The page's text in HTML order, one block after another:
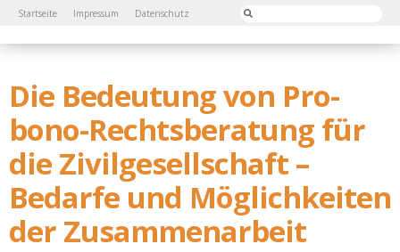
Startseite Impressum Datenschutz
Die Bedeutung von Pro-
bono-Rechtsberatung für
die Zivilgesellschaft –
Bedarfe und Möglichkeiten
der Zusammenarbeit